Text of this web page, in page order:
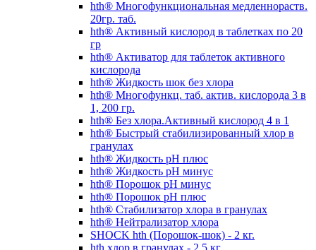
hth® Многофункциональная медленнораств.
20гр. таб.
hth® Активный кислород в таблетках по 20
гр
hth® Активатор для таблеток активного
кислорода
hth® Жидкость шок без хлора
hth® Многофункц. таб. актив. кислорода 3 в
1, 200 гр.
hth® Без хлора.Активный кислород 4 в 1
hth® Быстрый стабилизированный хлор в
гранулах
hth® Жидкость pH плюс
hth® Жидкость pH минус
hth® Порошок pH минус
hth® Порошок pH плюс
hth® Стабилизатор хлора в гранулах
hth® Нейтрализатор хлора
SHOCK hth (Порошок-шок) - 2 кг.
hth хлор в гранулах - 2,5 кг.